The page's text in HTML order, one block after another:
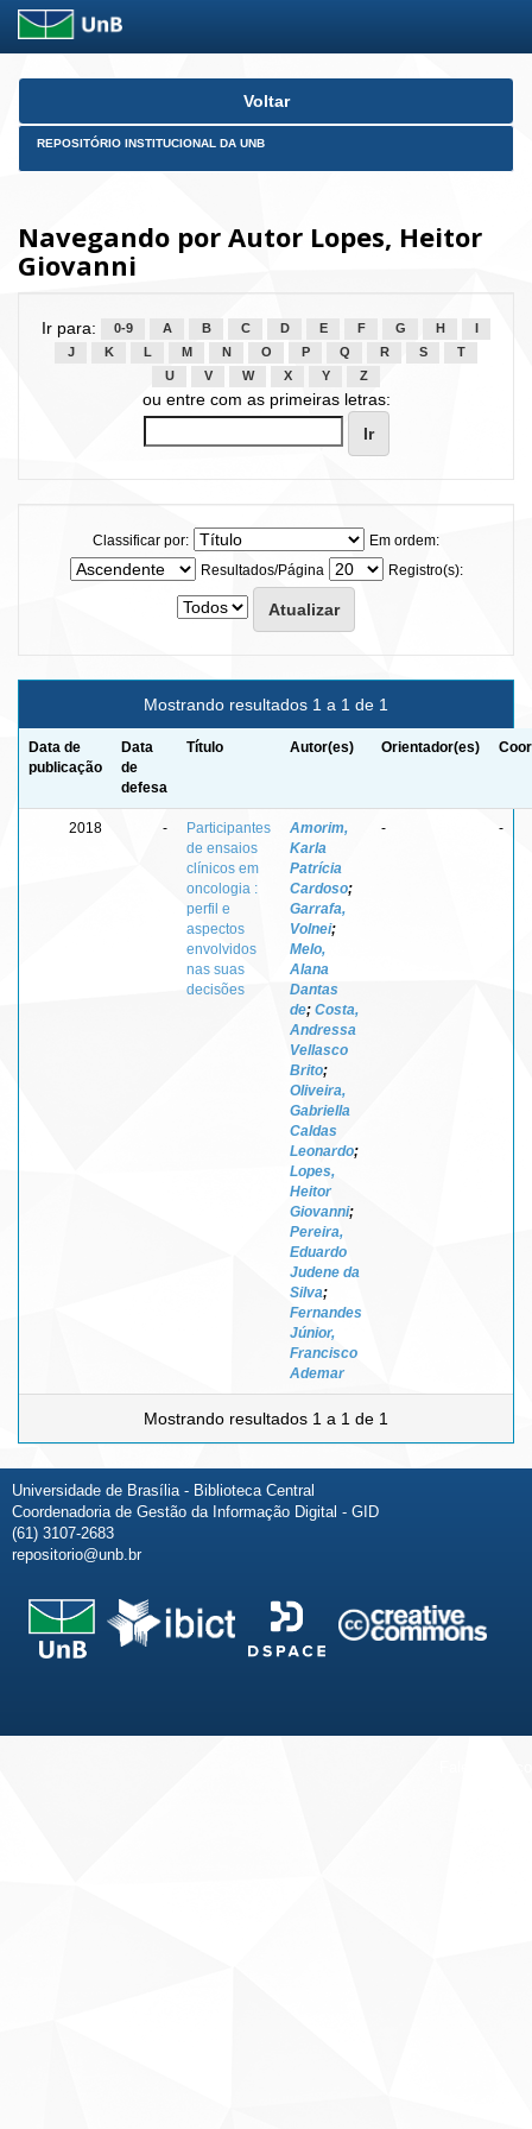
Skip
Voltar
REPOSITÓRIO INSTITUCIONAL DA UNB
Navegando por Autor Lopes, Heitor
Giovanni
Ir para: 0-9 A B C D E F G H
J
K L M N O P Q R S
T
U
V W X Y Z
ou entre com as primeiras letras:
Classificar por:
Em ordem:
Resultados/Página
Registro(s):
Mostrando resultados 1 a 1 de 1
Data de
publicação
Data
de
defesa
Título Autor(es) Orientador(es)
2018 -
Participantes
de ensaios
clínicos em
oncologia :
perfil e
aspectos
envolvidos
nas suas
decisões
Amorim,
Karla
Patrícia
Cardoso;
Garrafa,
Volnei;
Melo,
Alana
Dantas
de; Costa,
Andressa
Vellasco
Brito;
Oliveira,
Gabriella
Caldas
Leonardo;
Lopes,
Heitor
Giovanni;
Pereira,
Eduardo
Judene da
Silva;
Fernandes
Júnior,
Francisco
Ademar
- -
Mostrando resultados 1 a 1 de 1
Universidade de Brasília - Biblioteca Central
Coordenadoria de Gestão da Informação Digital - GID
(61) 3107-2683
repositorio@unb.br